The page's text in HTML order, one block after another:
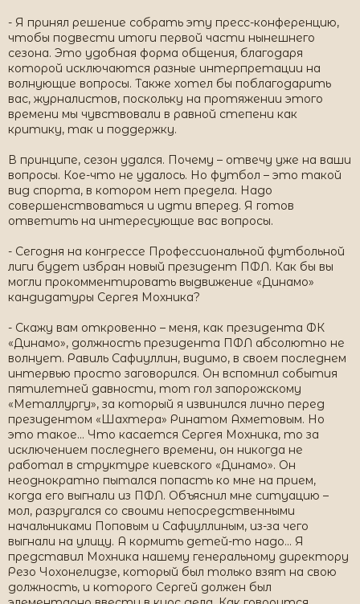
- Я принял решение собрать эту пресс-конференцию,
чтобы подвести итоги первой части нынешнего
сезона. Это удобная форма общения, благодаря
которой исключаются разные интерпретации на
волнующие вопросы. Также хотел бы поблагодарить
вас, журналистов, поскольку на протяжении этого
времени мы чувствовали в равной степени как
критику, так и поддержку.
В принципе, сезон удался. Почему – отвечу уже на ваши
вопросы. Кое-что не удалось. Но футбол – это такой
вид спорта, в котором нет предела. Надо
совершенствоваться и идти вперед. Я готов
ответить на интересующие вас вопросы.
- Сегодня на конгрессе Профессиональной футбольной
лиги будет избран новый президент ПФЛ. Как бы вы
могли прокомментировать выдвижение «Динамо»
кандидатуры Сергея Мохника?
- Скажу вам откровенно – меня, как президента ФК
«Динамо», должность президента ПФЛ абсолютно не
волнует. Равиль Сафиуллин, видимо, в своем последнем
интервью просто заговорился. Он вспомнил события
пятилетней давности, тот гол запорожскому
«Металлургу», за который я извинился лично перед
президентом «Шахтера» Ринатом Ахметовым. Но
это такое… Что касается Сергея Мохника, то за
исключением последнего времени, он никогда не
работал в структуре киевского «Динамо». Он
неоднократно пытался попасть ко мне на прием,
когда его выгнали из ПФЛ. Объяснил мне ситуацию –
мол, разругался со своими непосредственными
начальниками Поповым и Сафиуллиным, из-за чего
выгнали на улицу. А кормить детей-то надо… Я
представил Мохника нашему генеральному директору
Резо Чохонелидзе, который был только взят на свою
должность, и которого Сергей должен был